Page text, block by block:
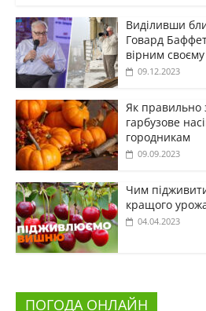
Виділивши
Говард
вірним
09.12.2023
Як правильно
гарбузове
городникам
09.09.2023
Чим
кращого
04.04.2023
ПОГОДА ОНЛАЙН